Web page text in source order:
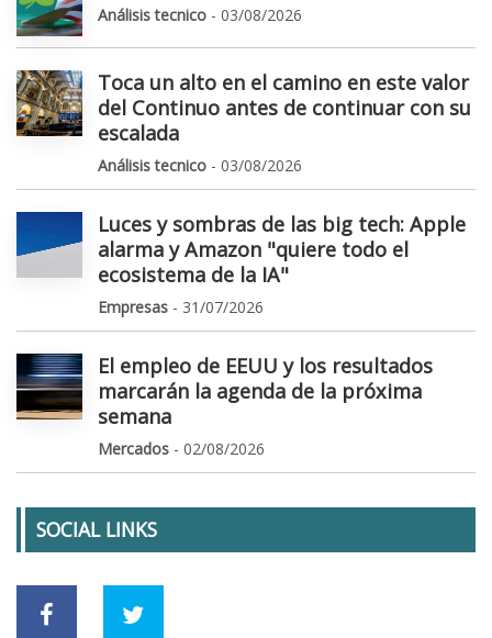
Análisis tecnico - 03/08/2026
Toca un alto en el camino en este valor
del Continuo antes de continuar con su
escalada
Análisis tecnico - 03/08/2026
Luces y sombras de las big tech: Apple
alarma y Amazon "quiere todo el
ecosistema de la IA"
Empresas - 31/07/2026
El empleo de EEUU y los resultados
marcarán la agenda de la próxima
semana
Mercados - 02/08/2026
SOCIAL LINKS